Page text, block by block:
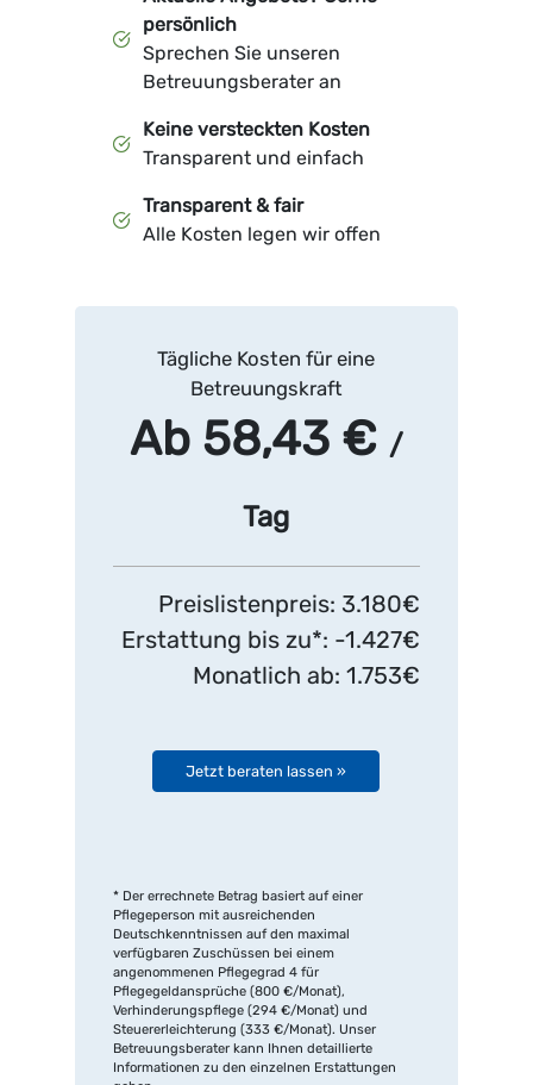
persönlich
Sprechen Sie unseren
Betreuungsberater an
Keine versteckten Kosten
Transparent und einfach
Transparent & fair
Alle Kosten legen wir offen
Tägliche Kosten für eine
Betreuungskraft
Ab 58,43 € /
Tag
Preislistenpreis: 3.180€
Erstattung bis zu*: -1.427€
Monatlich ab: 1.753€
Jetzt beraten lassen »
* Der errechnete Betrag basiert auf einer
Pflegeperson mit ausreichenden
Deutschkenntnissen auf den maximal
verfügbaren Zuschüssen bei einem
angenommenen Pflegegrad 4 für
Pflegegeldansprüche (800 €/Monat),
Verhinderungspflege (294 €/Monat) und
Steuererleichterung (333 €/Monat). Unser
Betreuungsberater kann Ihnen detaillierte
Informationen zu den einzelnen Erstattungen